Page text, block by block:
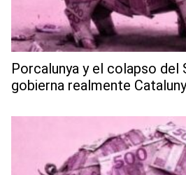
Porcalunya y el colapso del
gobierna realmente